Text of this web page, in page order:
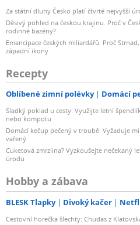
Za státní dluhy Česko platí čtvrté nejvyšší
Děsivý pohled na českou krajinu. Proč v
rodinné bazény?
Emancipace českých miliardářů. Proč
západní ikony
Recepty
Oblíbené zimní polévky Domácí
Sladký poklad u cesty: Využijte letní
nebo kompotu
Domácí kečup pečený v troubě: Vyžaduje
vařený
Cuketová zmrzlina? Vyzkoušejte nečekaný
úrodu
Hobby a zábava
BLESK Tlapky Divoký kačer
Cestovní horečka šlechty: Chuďas z